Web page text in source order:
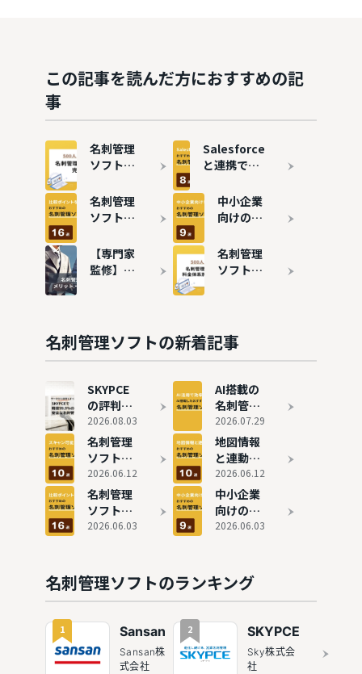
この記事を読んだ方におすすめの記
事
名刺管理
ソフトの
500人調
査で分か
せない条
件」とは
Salesforce
と連携でき
ソフト8
選！連携メ
説
名刺管理
ソフトお
選！主要
サービス
中小企業
向けの名
フトおす
すめ9選
【専門家
監修】名
ット・デ
メリット
や導入す
る目的を
解説
名刺管理
ソフトの
体系を徹
底比較
名刺管理ソフトの新着記事
SKYPCE
の評判を
独自取材
｜名刺検
索95%削
減・国内
完結で安
心
2026.08.03
AI搭載の
名刺管理
ソフトお
すすめ8
選！AI活
用ででき
ることや
選び方も
解説
2026.07.29
名刺管理
ソフトお
すすめ10
選！スキ
ャン方法
別に比較
2026.06.12
地図情報
と連動で
きる名刺
管理ソフ
トおすす
め10選
2026.06.12
名刺管理
ソフトお
すすめ16
の機能・
特徴を徹
底比較
2026.06.03
中小企業
向けの名
刺管理ソ
2026.06.03
名刺管理ソフトのランキング
1 Sansan
Sansan株
式会社
2 SKYPCE
Sky株式会
社